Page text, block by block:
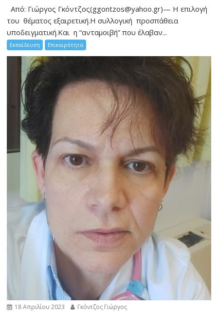
Από: Γιώργος Γκόντζος(ggontzos@yahoo.gr)— Η επιλογή
του θέματος εξαιρετική.Η συλλογική προσπάθεια
υποδειγματική.Και η “ανταμοιβή” που έλαβαν...
Εκπαίδευση Επικαιρότητα
18 Απριλίου 2023 Γκόντζος Γιώργος